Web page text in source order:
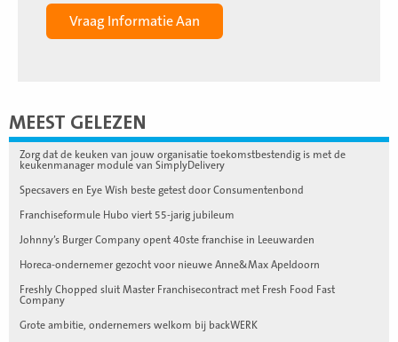
MEEST GELEZEN
Zorg dat de keuken van jouw organisatie toekomstbestendig is met de
keukenmanager module van SimplyDelivery
Specsavers en Eye Wish beste getest door Consumentenbond
Franchiseformule Hubo viert 55-jarig jubileum
Johnny’s Burger Company opent 40ste franchise in Leeuwarden
Horeca-ondernemer gezocht voor nieuwe Anne&Max Apeldoorn
Freshly Chopped sluit Master Franchisecontract met Fresh Food Fast
Company
Grote ambitie, ondernemers welkom bij backWERK